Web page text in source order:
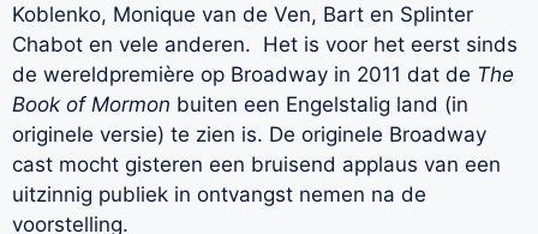
Koblenko, Monique van de Ven, Bart en Splinter
Chabot en vele anderen. Het is voor het eerst sinds
de wereldpremière op Broadway in 2011 dat de The
Book of Mormon buiten een Engelstalig land (in
originele versie) te zien is. De originele Broadway
cast mocht gisteren een bruisend applaus van een
uitzinnig publiek in ontvangst nemen na de
voorstelling.